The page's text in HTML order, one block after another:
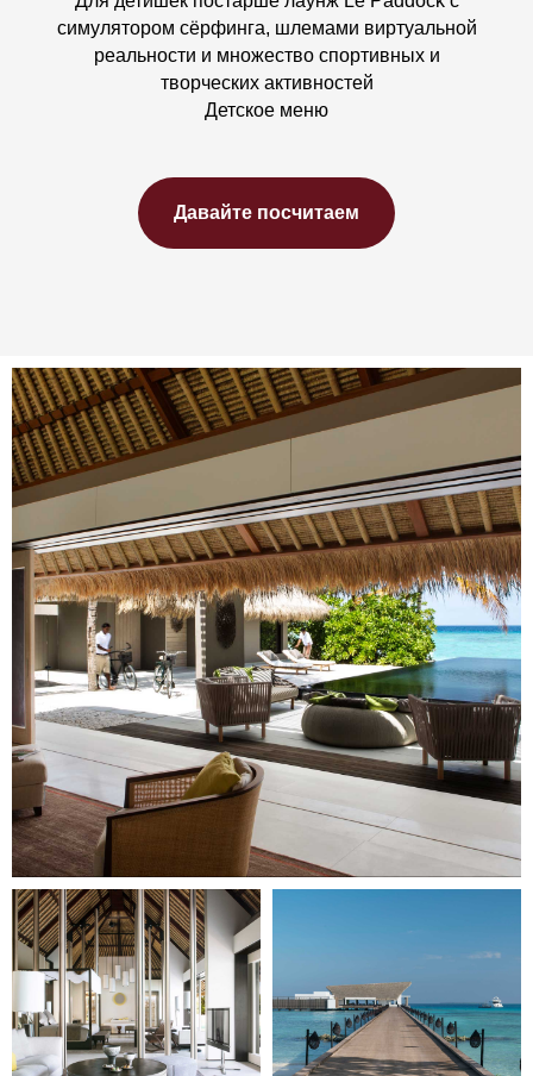
симулятором сёрфинга, шлемами виртуальной
реальности и множество спортивных и
творческих активностей
Детское меню
Давайте посчитаем